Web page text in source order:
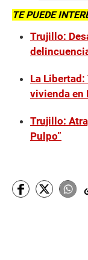
TE PUEDE
Trujillo:
La
vivienda en
Trujillo:
Pulpo”